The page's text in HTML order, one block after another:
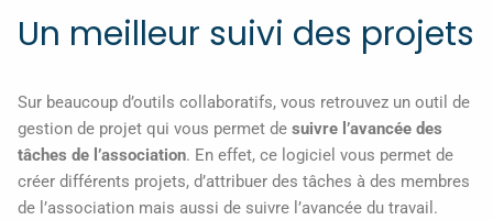
Un meilleur suivi des projets
Sur beaucoup d’outils collaboratifs, vous retrouvez un outil de
gestion de projet qui vous permet de suivre l’avancée des
tâches de l’association. En effet, ce logiciel vous permet de
créer différents projets, d’attribuer des tâches à des membres
de l’association mais aussi de suivre l’avancée du travail.